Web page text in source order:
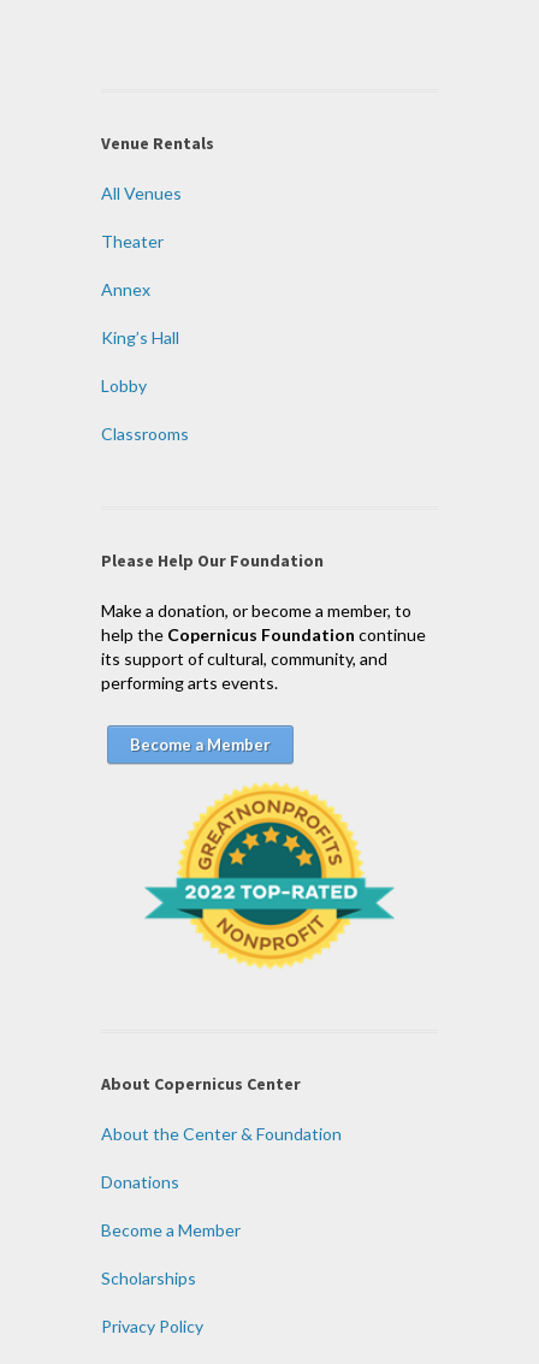
Venue Rentals
All Venues
Theater
Annex
King’s Hall
Lobby
Classrooms
Please Help Our Foundation
Make a donation, or become a member, to
help the Copernicus Foundation continue
its support of cultural, community, and
performing arts events.
Become a Member
About Copernicus Center
About the Center & Foundation
Donations
Become a Member
Scholarships
Privacy Policy